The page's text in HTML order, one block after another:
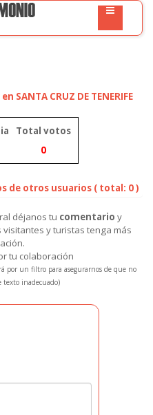
SANTA CRUZ DE TENERIFE
Total votos
0
de otros usuarios ( total: 0 )
déjanos tu comentario y
y turistas tenga más
tu colaboración
por un filtro para asegurarnos de que no
texto inadecuado)